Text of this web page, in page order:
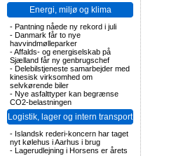
Energi, miljø og klima
- Pantning nåede ny rekord i juli
- Danmark får to nye
havvindmølleparker
-Affalds- og energiselskab på
Sjælland får ny genbrugschef
- Delebilstjeneste samarbejder med
kinesisk virksomhed om
selvkørende biler
- Nye asfalttyper kan begrænse
CO2-belastningen
Logistik, lager og intern transport
- Islandsk rederi-koncern har taget
nyt kølehus i Aarhus i brug
- Lagerudlejning i Horsens er årets